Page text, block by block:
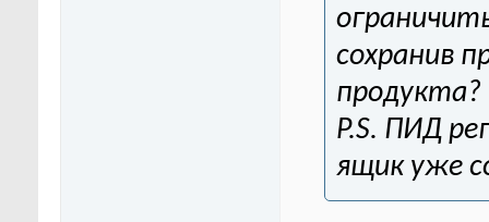
сохранив
продукта?
P.S. ПИД
ящик уже